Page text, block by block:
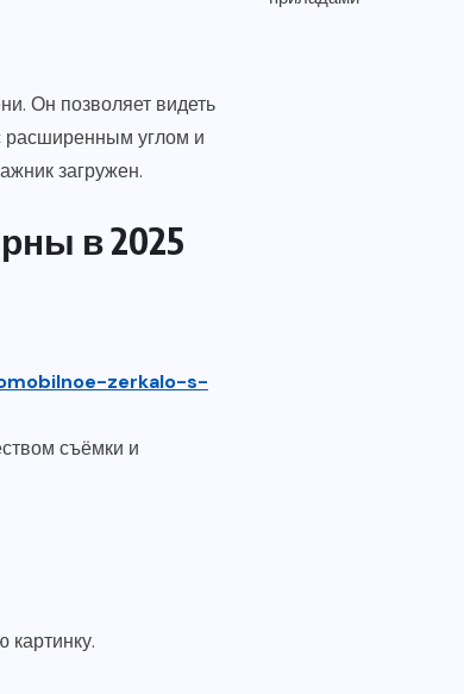
Он позволяет видеть
расширенным углом и
загружен.
в 2025
zerkalo-s-
съёмки и
картинку.